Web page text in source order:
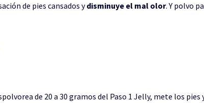
de pies cansados ydisminuye el mal olor. Y polvo
de 20 a 30 gramos del Paso 1 Jelly, mete los